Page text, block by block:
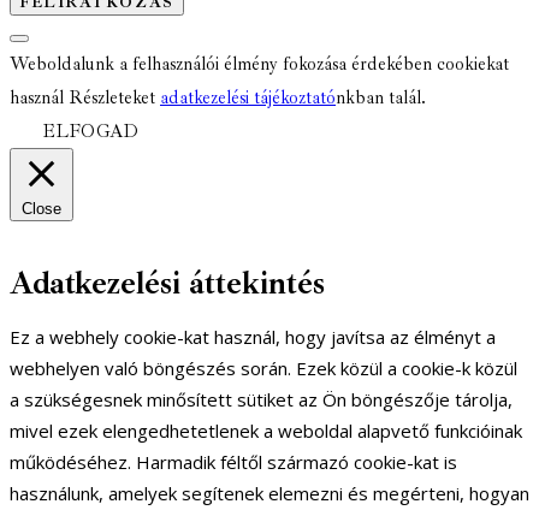
Weboldalunk a felhasználói élmény fokozása érdekében cookiekat
használ Részleteket adatkezelési tájékoztatónkban talál.
ELFOGAD
Close
Adatkezelési áttekintés
Ez a webhely cookie-kat használ, hogy javítsa az élményt a
webhelyen való böngészés során. Ezek közül a cookie-k közül
a szükségesnek minősített sütiket az Ön böngészője tárolja,
mivel ezek elengedhetetlenek a weboldal alapvető funkcióinak
működéséhez. Harmadik féltől származó cookie-kat is
használunk, amelyek segítenek elemezni és megérteni, hogyan